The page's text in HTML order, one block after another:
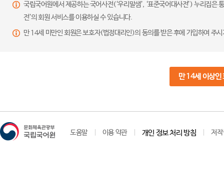
국립국어원에서 제공하는 국어사전(‘우리말샘’, ‘표준국어대사전’) 누리집
전’의 회원 서비스를 이용하실 수 있습니다.
만 14세 미만인 회원은 보호자(법정대리인)의 동의를 받은 후에 가입하여 주
만 14세 이상인
도움말 이용 약관 개인 정보 처리 방침 저